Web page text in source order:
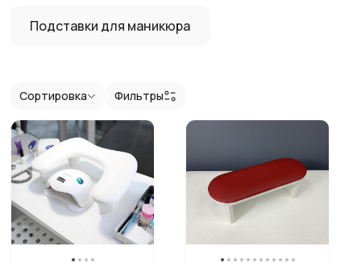
Подставки для маникюра
Сортировка Фильтры